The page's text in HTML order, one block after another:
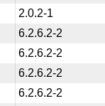
2.0.2-1
6.2.6.2-2
6.2.6.2-2
6.2.6.2-2
6.2.6.2-2